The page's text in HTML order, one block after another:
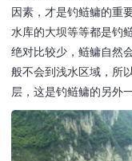
因素，才是钓鲢鳙的重
水库的大坝等等都是钓
绝对比较少，鲢鳙自然
般不会到浅水区域，所
层，这是钓鲢鳙的另外